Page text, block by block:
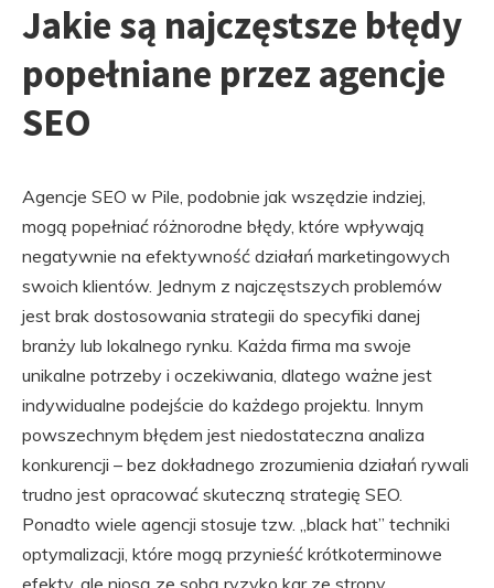
Jakie są najczęstsze błędy
popełniane przez agencje
SEO
Agencje SEO w Pile, podobnie jak wszędzie indziej,
mogą popełniać różnorodne błędy, które wpływają
negatywnie na efektywność działań marketingowych
swoich klientów. Jednym z najczęstszych problemów
jest brak dostosowania strategii do specyfiki danej
branży lub lokalnego rynku. Każda firma ma swoje
unikalne potrzeby i oczekiwania, dlatego ważne jest
indywidualne podejście do każdego projektu. Innym
powszechnym błędem jest niedostateczna analiza
konkurencji – bez dokładnego zrozumienia działań rywali
trudno jest opracować skuteczną strategię SEO.
Ponadto wiele agencji stosuje tzw. „black hat” techniki
optymalizacji, które mogą przynieść krótkoterminowe
efekty, ale niosą ze sobą ryzyko kar ze strony